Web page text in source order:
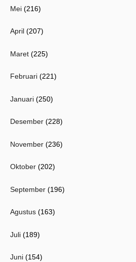
Mei (216)
April (207)
Maret (225)
Februari (221)
Januari (250)
Desember (228)
November (236)
Oktober (202)
September (196)
Agustus (163)
Juli (189)
Juni (154)